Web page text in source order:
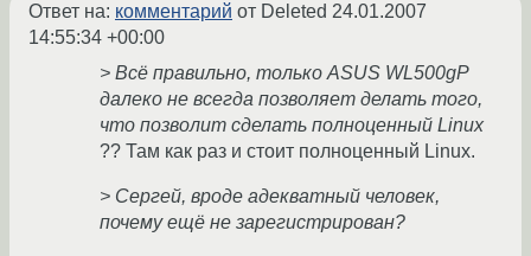
Ответ на: комментарий от Deleted 24.01.2007
14:55:34 +00:00
> Всё правильно, только ASUS WL500gP
далеко не всегда позволяет делать того,
что позволит сделать полноценный Linux
?? Там как раз и стоит полноценный Linux.
> Cергей, вроде адекватный человек,
почему ещё не зарегистрирован?